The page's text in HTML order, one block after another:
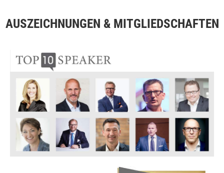
AUSZEICHNUNGEN & MITGLIEDSCHAFTEN